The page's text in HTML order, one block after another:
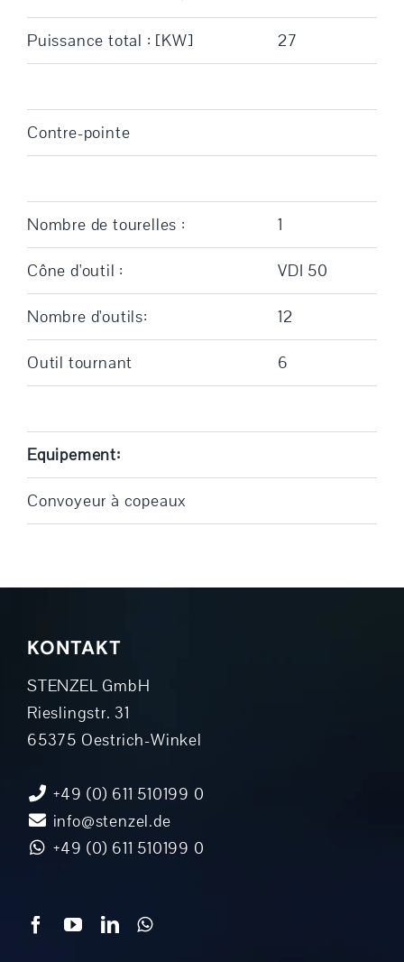
Puissance total : [KW] 27
Contre-pointe
Nombre de tourelles : 1
Cône d'outil : VDI 50
Nombre d'outils: 12
Outil tournant 6
Equipement:
Convoyeur à copeaux
KONTAKT
STENZEL GmbH
Rieslingstr. 31
65375 Oestrich-Winkel
+49 (0) 611 510199 0
info@stenzel.de
+49 (0) 611 510199 0